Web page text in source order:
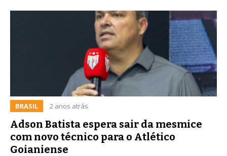
BRASIL 2 anos atrás
Adson Batista espera sair da mesmice
com novo técnico para o Atlético
Goianiense